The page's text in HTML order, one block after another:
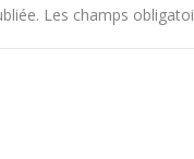
Les champs